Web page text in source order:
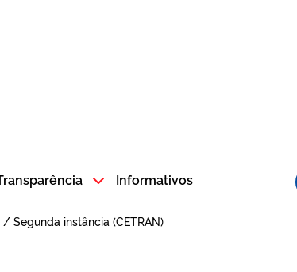
a página inicial
Informativos
Segunda instância (CETRAN)